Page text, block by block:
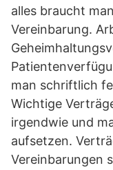
alles braucht
Vereinbarung.
man schriftlich
Wichtige
irgendwie und
aufsetzen.
Vereinbarungen